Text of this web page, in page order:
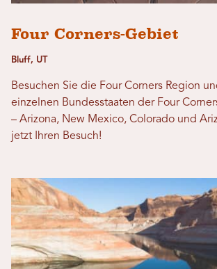
Four Corners-Gebiet
Bluff, UT
Besuchen Sie die Four Corners Region
einzelnen Bundesstaaten der Four
– Arizona, New Mexico, Colorado und
jetzt Ihren Besuch!